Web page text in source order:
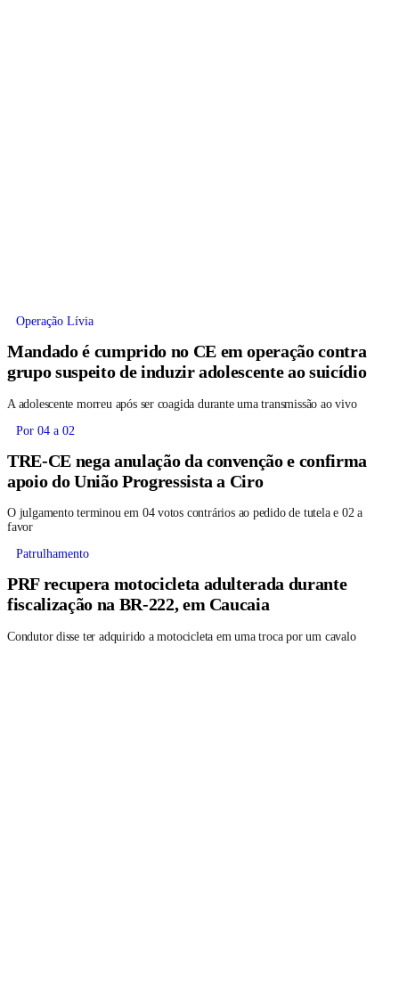
Operação Lívia
Mandado é cumprido no CE em operação contra
grupo suspeito de induzir adolescente ao suicídio
A adolescente morreu após ser coagida durante uma transmissão ao vivo
Por 04 a 02
TRE-CE nega anulação da convenção e confirma
apoio do União Progressista a Ciro
O julgamento terminou em 04 votos contrários ao pedido de tutela e 02 a
favor
Patrulhamento
PRF recupera motocicleta adulterada durante
fiscalização na BR-222, em Caucaia
Condutor disse ter adquirido a motocicleta em uma troca por um cavalo